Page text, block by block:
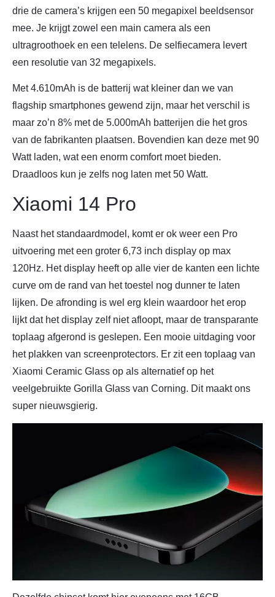
drie de camera’s krijgen een 50 megapixel beeldsensor
mee. Je krijgt zowel een main camera als een
ultragroothoek en een telelens. De selfiecamera levert
een resolutie van 32 megapixels.
Met 4.610mAh is de batterij wat kleiner dan we van
flagship smartphones gewend zijn, maar het verschil is
maar zo’n 8% met de 5.000mAh batterijen die het gros
van de fabrikanten plaatsen. Bovendien kan deze met 90
Watt laden, wat een enorm comfort moet bieden.
Draadloos kun je zelfs nog laten met 50 Watt.
Xiaomi 14 Pro
Naast het standaardmodel, komt er ok weer een Pro
uitvoering met een groter 6,73 inch display op max
120Hz. Het display heeft op alle vier de kanten een lichte
curve om de rand van het toestel nog dunner te laten
lijken. De afronding is wel erg klein waardoor het erop
lijkt dat het display zelf niet afloopt, maar de transparante
toplaag afgerond is geslepen. Een mooie uitdaging voor
het plakken van screenprotectors. Er zit een toplaag van
Xiaomi Ceramic Glass op als alternatief op het
veelgebruikte Gorilla Glass van Corning. Dit maakt ons
super nieuwsgierig.